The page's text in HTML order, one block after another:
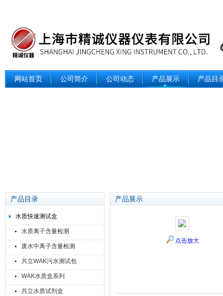
上海精诚兴仪器仪表有限公司
网站首页 公司简介 公司动态 产品展示 产品目
产品目录
水质快速测试盒
水质离子含量检测
废水中离子含量检测
共立WAK污水测试包
WAK水质盒系列
共立水质试剂盒
产品展示
点击放大